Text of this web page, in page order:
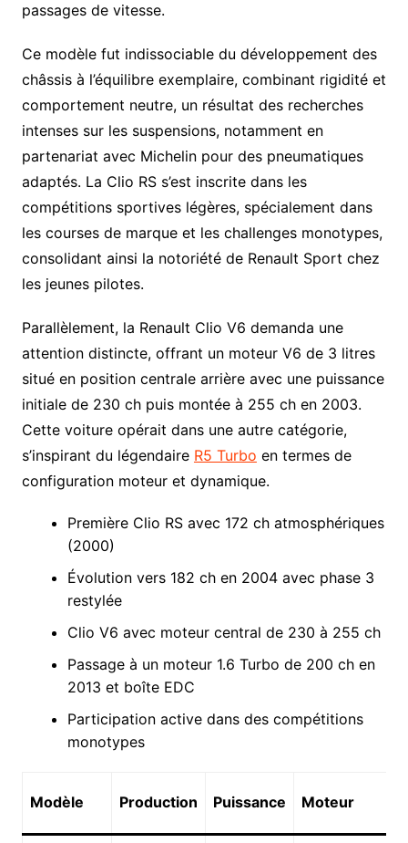
passages de vitesse.
Ce modèle fut indissociable du développement des
châssis à l’équilibre exemplaire, combinant rigidité et
comportement neutre, un résultat des recherches
intenses sur les suspensions, notamment en
partenariat avec Michelin pour des pneumatiques
adaptés. La Clio RS s’est inscrite dans les
compétitions sportives légères, spécialement dans
les courses de marque et les challenges monotypes,
consolidant ainsi la notoriété de Renault Sport chez
les jeunes pilotes.
Parallèlement, la Renault Clio V6 demanda une
attention distincte, offrant un moteur V6 de 3 litres
situé en position centrale arrière avec une puissance
initiale de 230 ch puis montée à 255 ch en 2003.
Cette voiture opérait dans une autre catégorie,
s’inspirant du légendaire R5 Turbo en termes de
configuration moteur et dynamique.
Première Clio RS avec 172 ch atmosphériques
(2000)
Évolution vers 182 ch en 2004 avec phase 3
restylée
Clio V6 avec moteur central de 230 à 255 ch
Passage à un moteur 1.6 Turbo de 200 ch en
2013 et boîte EDC
Participation active dans des compétitions
monotypes
Modèle Production Puissance Moteur